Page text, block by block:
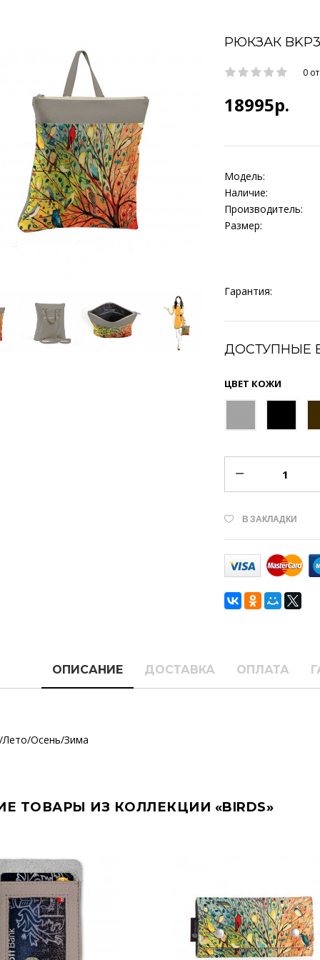
РЮКЗАК BKP3
0
18995р.
Модель:
Наличие:
Производитель:
Размер:
Гарантия:
ДОСТУПНЫЕ
ЦВЕТ КОЖИ
В ЗАКЛАДКИ
ОПИСАНИЕ ДОСТАВКА ОПЛАТА
Лето/Осень/Зима
ТОВАРЫ ИЗ КОЛЛЕКЦИИ «BIRDS»